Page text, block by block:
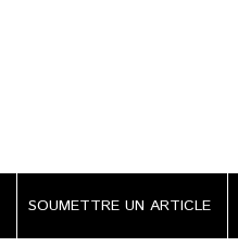
SOUMETTRE UN ARTICLE